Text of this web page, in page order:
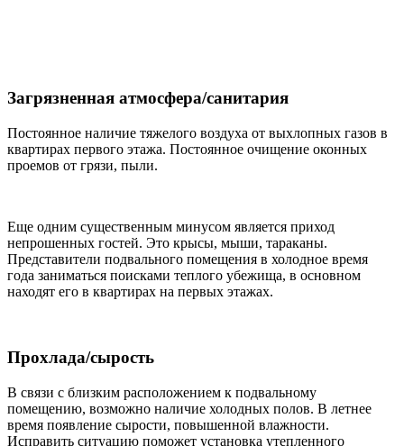
Загрязненная атмосфера/санитария
Постоянное наличие тяжелого воздуха от выхлопных газов в
квартирах первого этажа. Постоянное очищение оконных
проемов от грязи, пыли.
Еще одним существенным минусом является приход
непрошенных гостей. Это крысы, мыши, тараканы.
Представители подвального помещения в холодное время
года заниматься поисками теплого убежища, в основном
находят его в квартирах на первых этажах.
Прохлада/сырость
В связи с близким расположением к подвальному
помещению, возможно наличие холодных полов. В летнее
время появление сырости, повышенной влажности.
Исправить ситуацию поможет установка утепленного